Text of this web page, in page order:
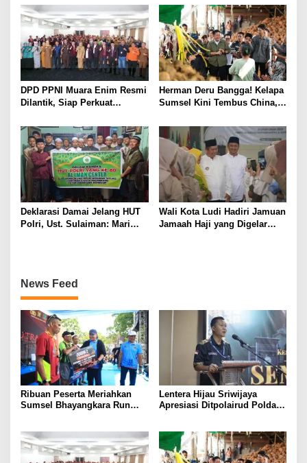
Penyelundupan 21 Ton Solar
Ilegal
DPD PPNI Muara Enim Resmi
Dilantik, Siap Perkuat
Herman Deru Bangga! Kelapa
Sumsel Kini Tembus China,
Deklarasi Damai Jelang HUT
Polri, Ust. Sulaiman: Mari
Wali Kota Ludi Hadiri Jamuan
Jamaah Haji yang Digelar
News Feed
Ribuan Peserta Meriahkan
Sumsel Bhayangkara Run
Lentera Hijau Sriwijaya
Apresiasi Ditpolairud Polda
Ilegal